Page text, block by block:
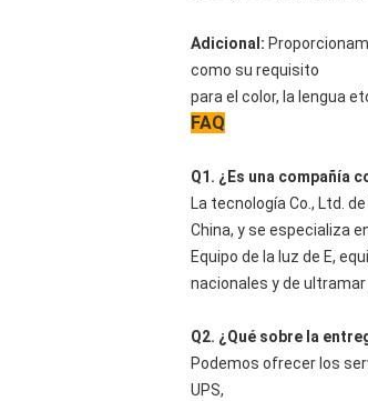
Adicional:
como su requisito
para el color, la lengua
FAQ
Q1. ¿Es una compañía
La tecnología Co., Ltd.
China, y se especializa
Equipo de la luz de E,
nacionales y de ultramar
Q2. ¿Qué sobre la
Podemos ofrecer los
UPS,